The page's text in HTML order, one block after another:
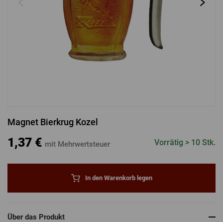
Vergessenes Passwort Neue Registrierung
ANMELDUNG ÜBER FACEBOOK
Magnet Bierkrug Kozel
1,37 € mit Mehrwertsteuer Vorrätig > 10 Stk.
In den Warenkorb legen
Über das Produkt